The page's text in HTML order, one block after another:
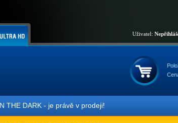
Uživatel:
DARK - je právě v prodeji!